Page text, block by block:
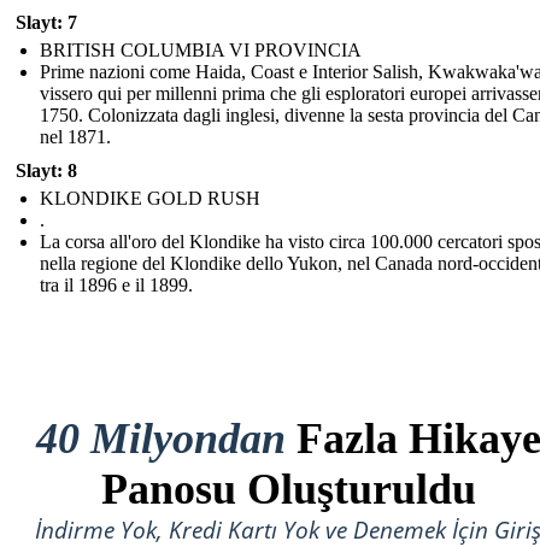
Slayt: 7
BRITISH COLUMBIA VI PROVINCIA
Prime nazioni come Haida, Coast e Interior Salish,
vissero qui per millenni prima che gli esploratori europei
1750. Colonizzata dagli inglesi, divenne la sesta provincia del
nel 1871.
Slayt: 8
KLONDIKE GOLD RUSH
.
La corsa all'oro del Klondike ha visto circa 100.000 cercatori
nella regione del Klondike dello Yukon, nel Canada nord-
tra il 1896 e il 1899.
40 Milyondan Fazla Hikaye
Panosu Oluşturuldu
İndirme Yok, Kredi Kartı Yok ve Denemek İçin Giriş